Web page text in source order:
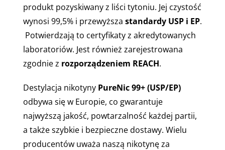
produkt pozyskiwany z liści tytoniu. Jej czystość
wynosi 99,5% i przewyższa standardy USP i EP.
Potwierdzają to certyfikaty z akredytowanych
laboratoriów. Jest również zarejestrowana
zgodnie z rozporządzeniem REACH.
Destylacja nikotyny PureNic 99+ (USP/EP)
odbywa się w Europie, co gwarantuje
najwyższą jakość, powtarzalność każdej partii,
a także szybkie i bezpieczne dostawy. Wielu
producentów uważa naszą nikotynę za